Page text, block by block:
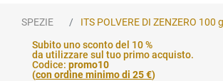
SPEZIE ITS POLVERE DI ZENZERO 100
Subito uno sconto del 10 %
da utilizzare sul tuo primo acquisto.
Codice: promo10
(con ordine minimo di 25 €)